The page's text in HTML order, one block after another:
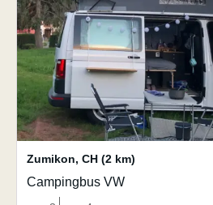
Zumikon, CH (2 km)
Campingbus VW